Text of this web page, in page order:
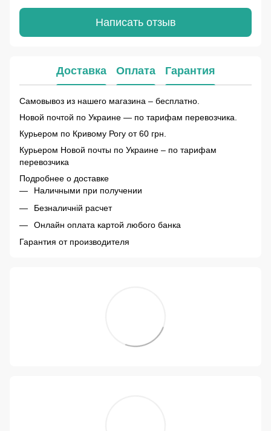
Написать отзыв
Доставка Оплата Гарантия
Самовывоз из нашего магазина – бесплатно.
Новой почтой по Украине — по тарифам перевозчика.
Курьером по Кривому Рогу от 60 грн.
Курьером Новой почты по Украине – по тарифам
перевозчика
Подробнее о доставке
Наличными при получении
Безналичній расчет
Онлайн оплата картой любого банка
Гарантия от производителя